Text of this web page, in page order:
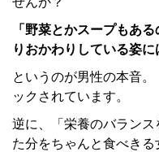
「野菜とかスープもあ
りおかわりしている姿に
というのが男性の本音
ックされています。
逆に、「栄養のバラン
た分をちゃんと食べきる